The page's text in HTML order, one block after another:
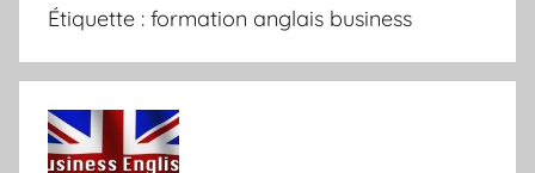
Étiquette : formation anglais business